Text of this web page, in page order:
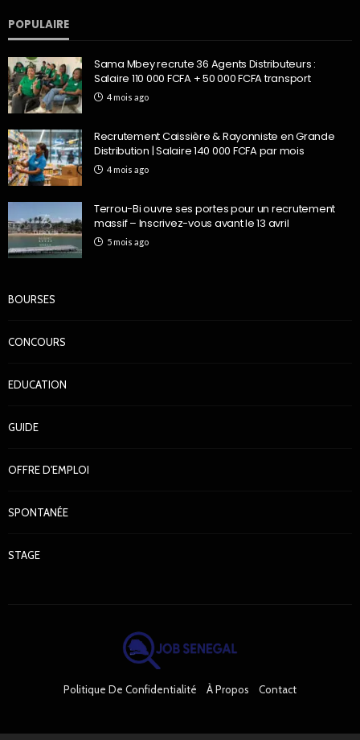
POPULAIRE
Sama Mbey recrute 36 Agents Distributeurs :
Salaire 110 000 FCFA + 50 000 FCFA transport
4 mois ago
Recrutement Caissière & Rayonniste en Grande
Distribution | Salaire 140 000 FCFA par mois
4 mois ago
Terrou-Bi ouvre ses portes pour un recrutement
massif – Inscrivez-vous avant le 13 avril
5 mois ago
BOURSES
CONCOURS
EDUCATION
GUIDE
OFFRE D'EMPLOI
SPONTANÉE
STAGE
Politique De Confidentialité À Propos Contact